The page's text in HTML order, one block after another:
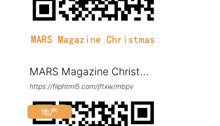
MARS Magazine Christ...
https://fliphtml5.com/jftxw/mbpv
地产